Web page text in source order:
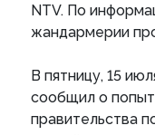
NTV. По
жандармерии
В пятницу, 15
сообщил о
правительства